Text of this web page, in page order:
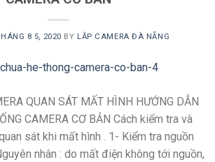
8 5, 2020 BY LẮP CAMERA ĐÀ NẴNG
QUAN SÁT MẤT HÌNH HƯỚNG DẪN
CAMERA CƠ BẢN Cách kiểm tra và
sát khi mất hình . 1- Kiểm tra nguồn
nhân : do mất điện không tới nguồn,